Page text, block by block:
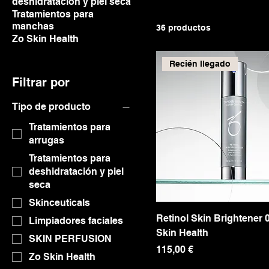
Tratamientos para
manchas
Zo Skin Health
Filtrar por
Tipo de producto
Tratamientos para
arrugas
Tratamientos para
deshidratación y piel
seca
Skinceuticals
Limpiadores faciales
SKIN PERFUSION
Zo Skin Health
rutinas pesadas. Aquí
Explora nuestras
36 productos
Recién llegado
Retinol Skin Brightener
Skin Health
Precio
115,00 €